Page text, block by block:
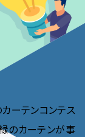
ーテンコンテス
のカーテンが事